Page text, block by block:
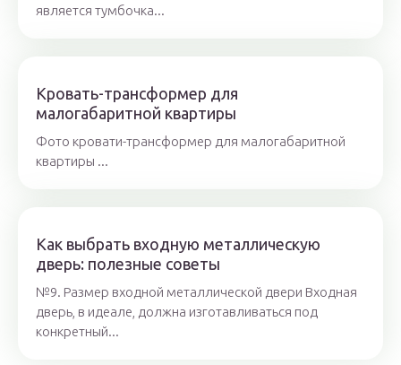
является тумбочка...
Кровать-трансформер для
малогабаритной квартиры
Фото кровати-трансформер для малогабаритной
квартиры ...
Как выбрать входную металлическую
дверь: полезные советы
№9. Размер входной металлической двери Входная
дверь, в идеале, должна изготавливаться под
конкретный...